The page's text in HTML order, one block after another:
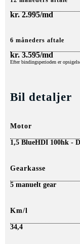
kr.2.995/md
6 måneders aftale
kr.3.595/md
Efter bindingsperioden er
Bil detaljer
Motor
1,5 BlueHDI 100hk -
Gearkasse
5 manuelt gear
Km/l
34,4